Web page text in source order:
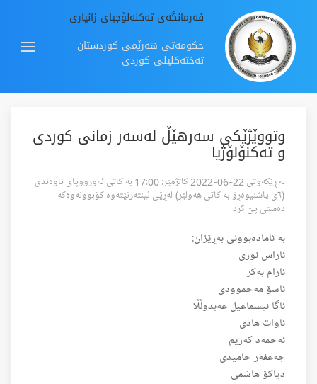
فەرمانگەی تەکنەلۆجیای زانیاری
حکومەتی هەرێمی کوردستان
تەختەکلیلی کوردی
وتووێژێکی سەرهێڵ لەسەر زمانی کوردی
و تەکنۆلۆژیا
لە ڕێکەوتی 22-06-2022 کاتژمێر: 17:00 بە کاتی ئەورووپای ناوەندی
(٦ی پاشنیوەڕۆ بە کاتی هەولێر) لەڕێی ئینتەرنێتەوە کۆبوونەوەکە
دەستی پێ کرد
بە ئامادەبوونی بەڕێزان:
ئاراس نوری
ئارام بەکر
ئاسۆ مەحموودی
ئاگا ئیسماعیل عەبدوڵڵا
ئاوات هادی
ئەحمەد کەریم
جەعفەر حامیدی
دیاکۆ هاشمی